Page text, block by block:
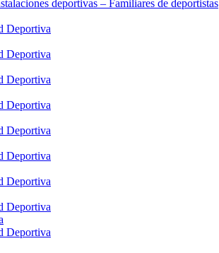
deportivas – Familiares de deportistas
Deportiva
Deportiva
Deportiva
Deportiva
Deportiva
Deportiva
Deportiva
Deportiva
Deportiva